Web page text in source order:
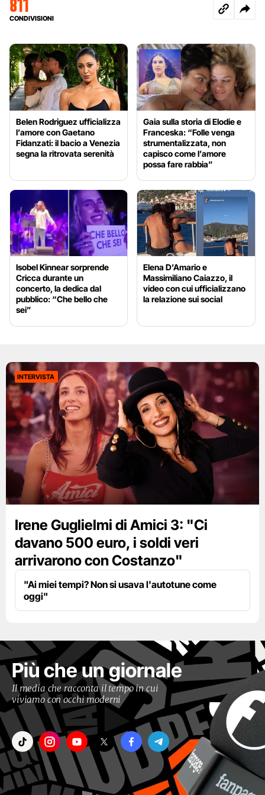
811
CONDIVISIONI
Belen Rodriguez ufficializza
l’amore con Gaetano
Fidanzati: il bacio a Venezia
segna la ritrovata serenità
Gaia sulla storia di Elodie e
Franceska: “Folle venga
strumentalizzata, non
capisco come l’amore
possa fare rabbia”
Isobel Kinnear sorprende
Cricca durante un
concerto, la dedica dal
pubblico: “Che bello che
sei”
Elena D’Amario e
Massimiliano Caiazzo, il
video con cui ufficializzano
la relazione sui social
INTERVISTA
Irene Guglielmi di Amici 3: "Ci
davano 500 euro, i soldi veri
arrivarono con Costanzo"
"Ai miei tempi? Non si usava l'autotune come
oggi"
Più che un giornale
Il media che racconta il tempo in cui
viviamo con occhi moderni